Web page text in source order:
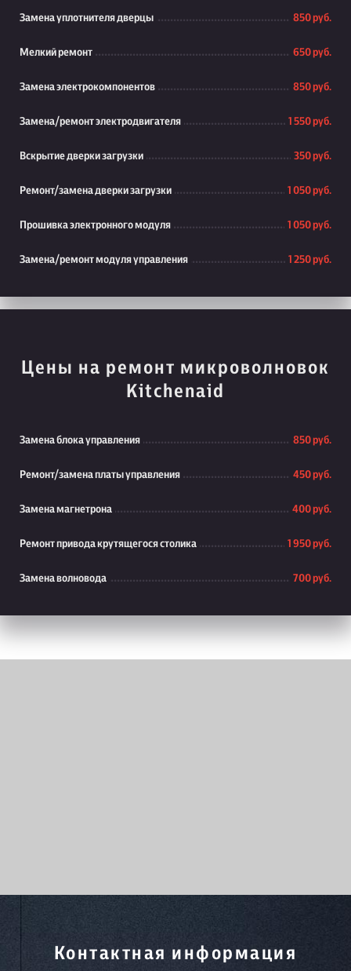
Замена уплотнителя дверцы 850 руб.
Мелкий ремонт 650 руб.
Замена электрокомпонентов 850 руб.
Замена/ремонт электродвигателя 1 550 руб.
Вскрытие дверки загрузки 350 руб.
Ремонт/замена дверки загрузки 1 050 руб.
Прошивка электронного модуля 1 050 руб.
Замена/ремонт модуля управления 1 250 руб.
Цены на ремонт микроволновок
Kitchenaid
Замена блока управления 850 руб.
Ремонт/замена платы управления 450 руб.
Замена магнетрона 400 руб.
Ремонт привода крутящегося столика 1 950 руб.
Замена волновода 700 руб.
Контактная информация